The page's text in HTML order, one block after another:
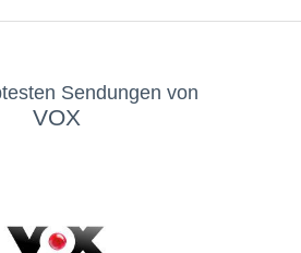
Sendungen von
VOX